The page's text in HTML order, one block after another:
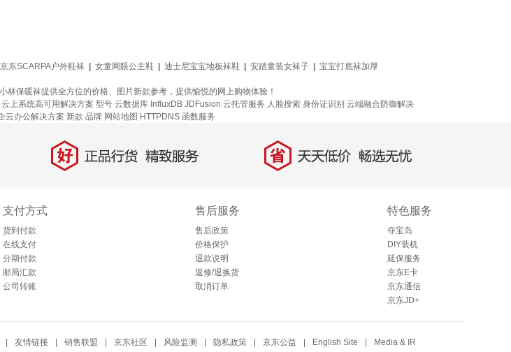
京东SCARPA户外鞋袜 女童网眼公主鞋 迪士尼宝宝地板袜鞋 安踏童装女袜子
宝宝打底袜加厚
保暖袜提供全方位的价格、图片新款参考，提供愉悦的网上购物体验！
云上系统高可用解决方案 型号 云数据库 InfluxDB JDFusion 云托管服务 人脸搜索 身份证识别 云端融合防御解决
云办公解决方案 新款 品牌 网站地图 HTTPDNS 函数服务
好 正品行货，精致服务 省 天天低价，畅选无忧
支付方式
货到付款
在线支付
分期付款
邮局汇款
公司转账
售后服务
售后政策
价格保护
退款说明
返修/退换货
取消订单
特色服务
夺宝岛
DIY装机
延保服务
京东E卡
京东通信
京东JD+
友情链接 销售联盟 京东社区 风险监测 隐私政策 京东公益 English Site Media & IR